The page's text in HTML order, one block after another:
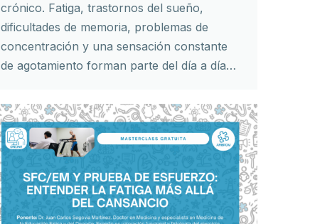
crónico. Fatiga, trastornos del sueño,
dificultades de memoria, problemas de
concentración y una sensación constante
de agotamiento forman parte del día a día…